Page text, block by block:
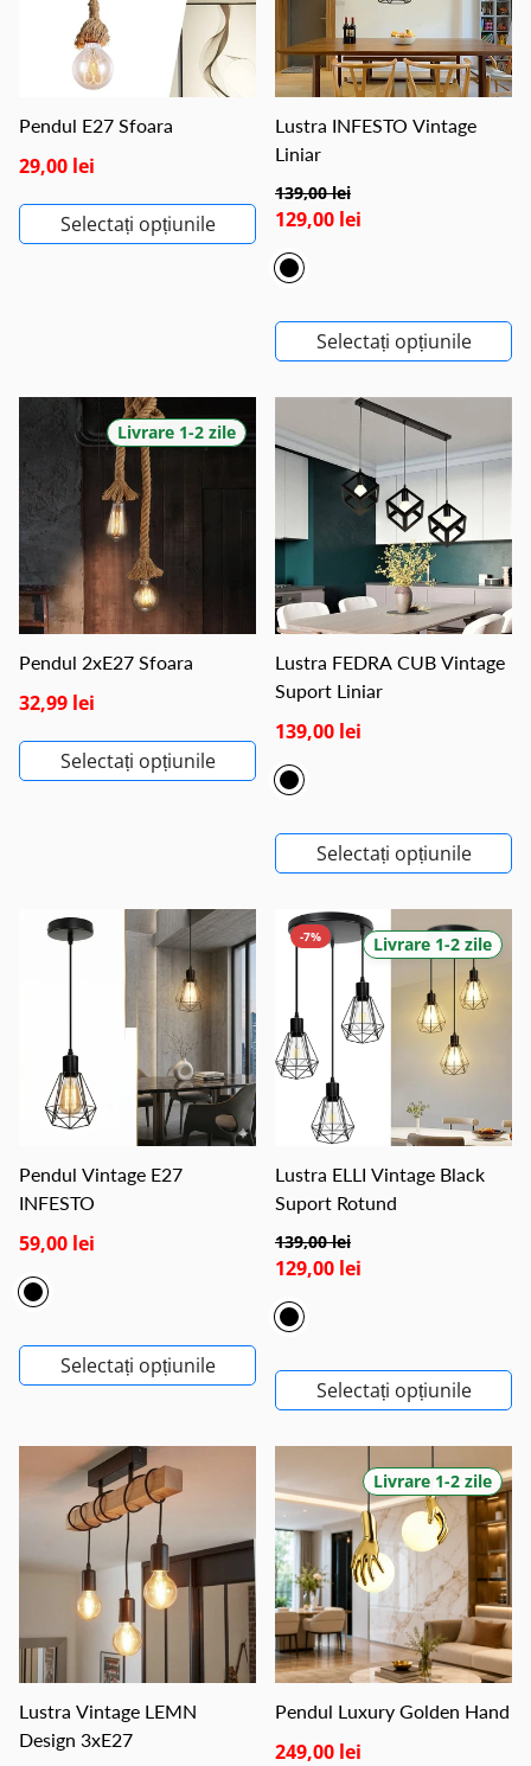
Pendul E27 Sfoara
29,00 lei
Selectați opțiunile
Lustra INFESTO Vintage
Liniar
139,00 lei
129,00 lei
Selectați opțiunile
Livrare 1-2 zile
Pendul 2xE27 Sfoara
32,99 lei
Selectați opțiunile
Lustra FEDRA CUB Vintage
Suport Liniar
139,00 lei
Selectați opțiunile
Pendul Vintage E27
INFESTO
59,00 lei
Selectați opțiunile
Livrare 1-2 zile
-7%
Lustra ELLI Vintage Black
Suport Rotund
139,00 lei
129,00 lei
Selectați opțiunile
Lustra Vintage LEMN
Design 3xE27
Livrare 1-2 zile
Pendul Luxury Golden Hand
249,00 lei